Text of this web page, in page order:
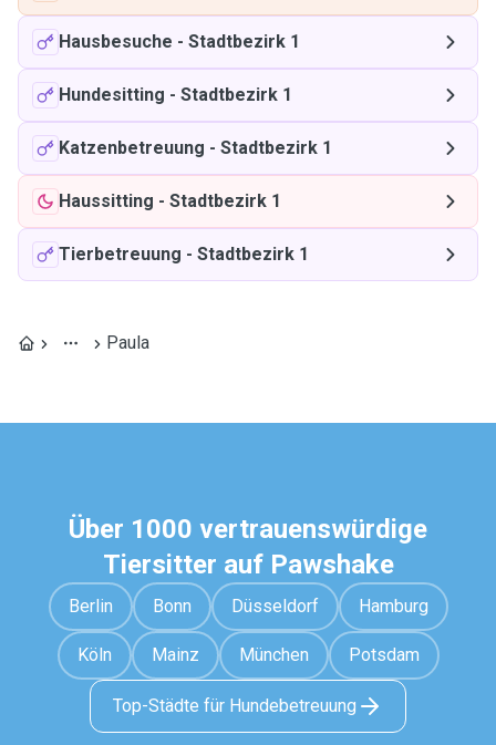
Hausbesuche - Stadtbezirk 1
Hundesitting - Stadtbezirk 1
Katzenbetreuung - Stadtbezirk 1
Haussitting - Stadtbezirk 1
Tierbetreuung - Stadtbezirk 1
Paula
Über 1000 vertrauenswürdige
Tiersitter auf Pawshake
Berlin Bonn Düsseldorf Hamburg
Köln Mainz München Potsdam
Top-Städte für Hundebetreuung